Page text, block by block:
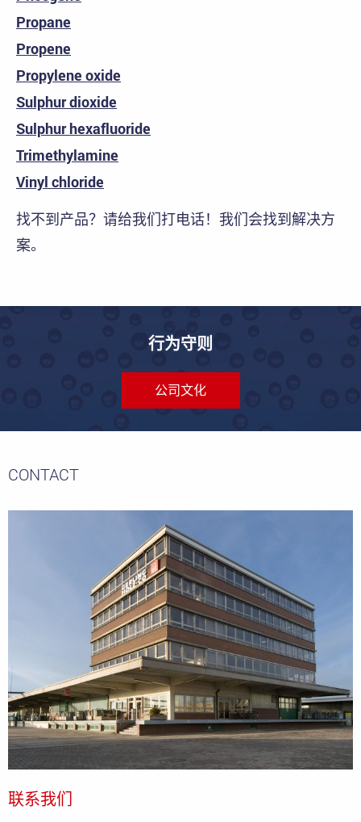
Propane
Propene
Propylene oxide
Sulphur dioxide
Sulphur hexafluoride
Trimethylamine
Vinyl chloride
找不到产品？请给我们打电话！我们会找到解决方
案。
行为守则
公司文化
CONTACT
联系我们